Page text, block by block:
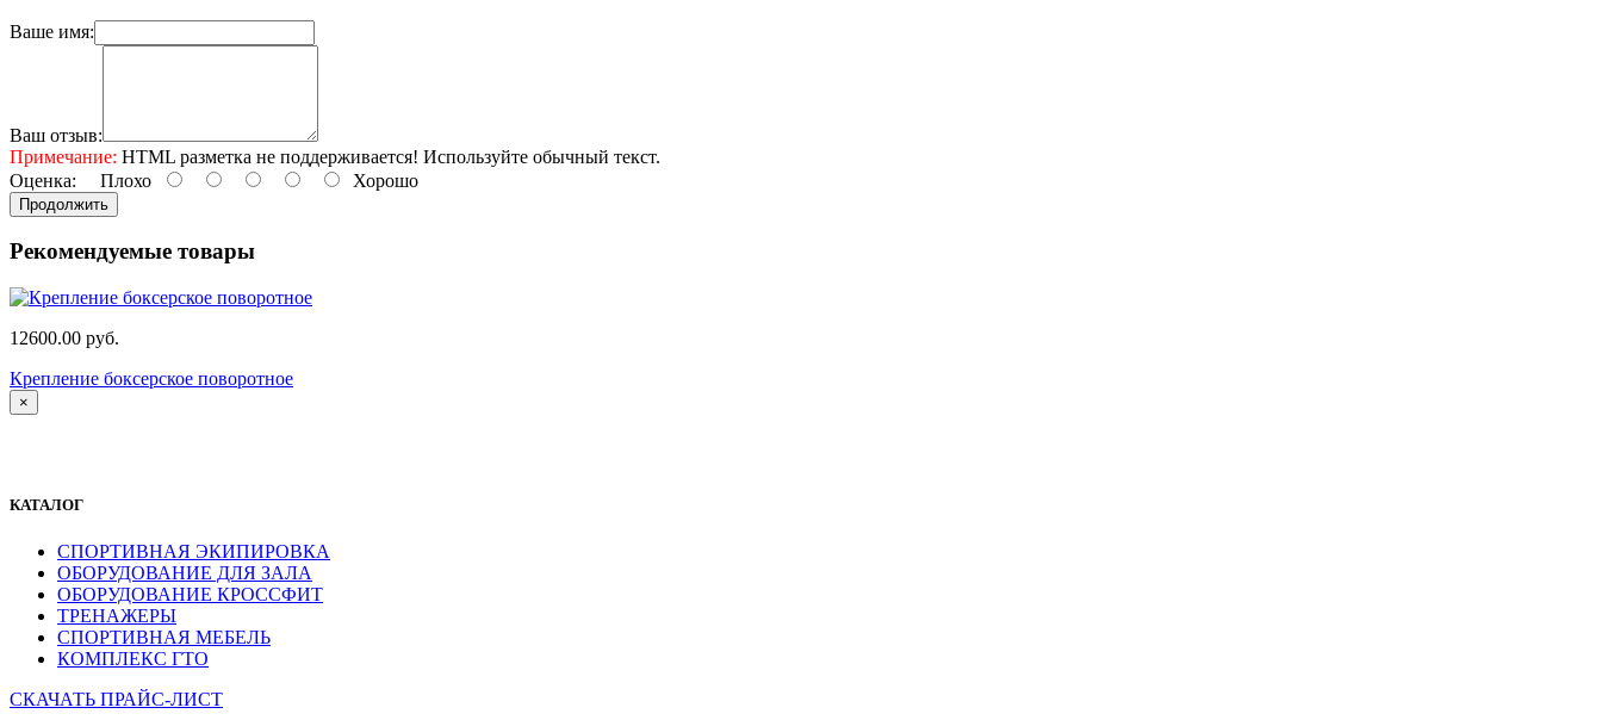
Ваше имя:
Ваш отзыв:
Примечание: HTML разметка не поддерживается! Используйте обычный текст.
Оценка: Плохо Хорошо
Продолжить
Рекомендуемые товары
12600.00 руб.
Крепление боксерское поворотное
×
КАТАЛОГ
СПОРТИВНАЯ ЭКИПИРОВКА
ОБОРУДОВАНИЕ ДЛЯ ЗАЛА
ОБОРУДОВАНИЕ КРОССФИТ
ТРЕНАЖЕРЫ
СПОРТИВНАЯ МЕБЕЛЬ
КОМПЛЕКС ГТО
СКАЧАТЬ ПРАЙС-ЛИСТ